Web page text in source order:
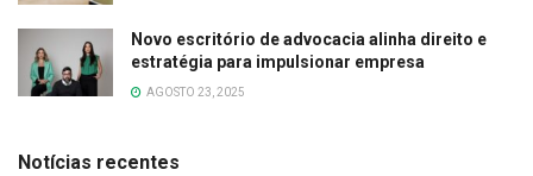
Novo escritório de advocacia alinha direito e
estratégia para impulsionar empresa
AGOSTO 23, 2025
Notícias recentes